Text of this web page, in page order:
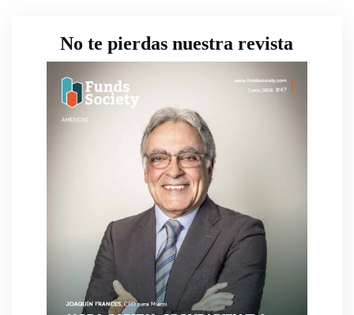
No te pierdas nuestra revista